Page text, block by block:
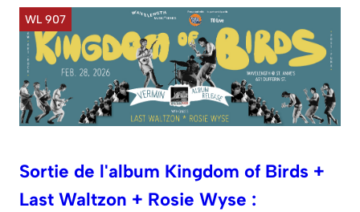
WL 907
Sortie de l'album Kingdom of Birds +
Last Waltzon + Rosie Wyse :